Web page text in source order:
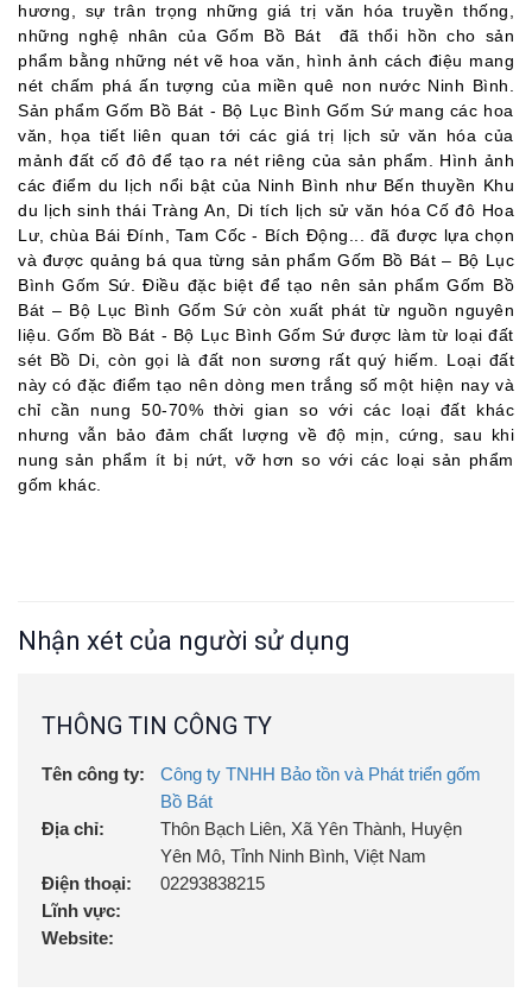
hương, sự trân trọng những giá trị văn hóa truyền thống,
những nghệ nhân của Gốm Bồ Bát đã thổi hồn cho sản
phẩm bằng những nét vẽ hoa văn, hình ảnh cách điệu mang
nét chấm phá ấn tượng của miền quê non nước Ninh Bình.
Sản phẩm Gốm Bồ Bát - Bộ Lục Bình Gốm Sứ mang các hoa
văn, họa tiết liên quan tới các giá trị lịch sử văn hóa của
mảnh đất cố đô để tạo ra nét riêng của sản phẩm. Hình ảnh
các điểm du lịch nổi bật của Ninh Bình như Bến thuyền Khu
du lịch sinh thái Tràng An, Di tích lịch sử văn hóa Cố đô Hoa
Lư, chùa Bái Đính, Tam Cốc - Bích Động... đã được lựa chọn
và được quảng bá qua từng sản phẩm Gốm Bồ Bát – Bộ Lục
Bình Gốm Sứ. Điều đặc biệt để tạo nên sản phẩm Gốm Bồ
Bát – Bộ Lục Bình Gốm Sứ còn xuất phát từ nguồn nguyên
liệu. Gốm Bồ Bát - Bộ Lục Bình Gốm Sứ được làm từ loại đất
sét Bồ Di, còn gọi là đất non sương rất quý hiếm. Loại đất
này có đặc điểm tạo nên dòng men trắng số một hiện nay và
chỉ cần nung 50-70% thời gian so với các loại đất khác
nhưng vẫn bảo đảm chất lượng về độ mịn, cứng, sau khi
nung sản phẩm ít bị nứt, vỡ hơn so với các loại sản phẩm
gốm khác.
Nhận xét của người sử dụng
THÔNG TIN CÔNG TY
Tên công ty:
Công ty TNHH Bảo tồn và Phát triển gốm
Bồ Bát
Địa chỉ:
Thôn Bạch Liên, Xã Yên Thành, Huyện
Yên Mô, Tỉnh Ninh Bình, Việt Nam
Điện thoại:
02293838215
Lĩnh vực:
Website: